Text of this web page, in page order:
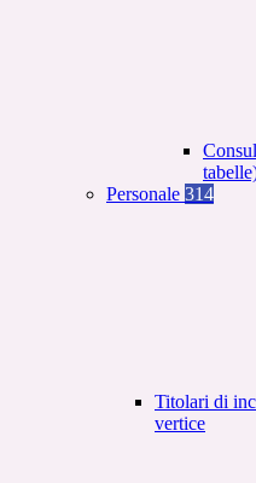
Personale 314
Titolari di
vertice